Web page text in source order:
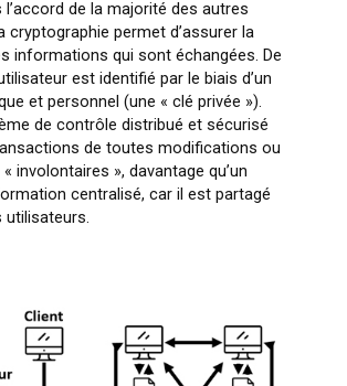
de la majorité des autres
cryptographie permet d’assurer la
informations qui sont échangées. De
est identifié par le biais d’un
et personnel (une « clé privée »).
de contrôle distribué et sécurisé
de toutes modifications ou
involontaires », davantage qu’un
centralisé, car il est partagé
utilisateurs.